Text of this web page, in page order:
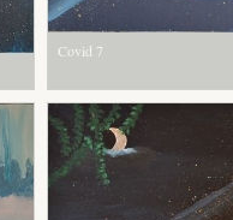
Covid 7